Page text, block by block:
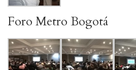
Foro Metro Bogotá